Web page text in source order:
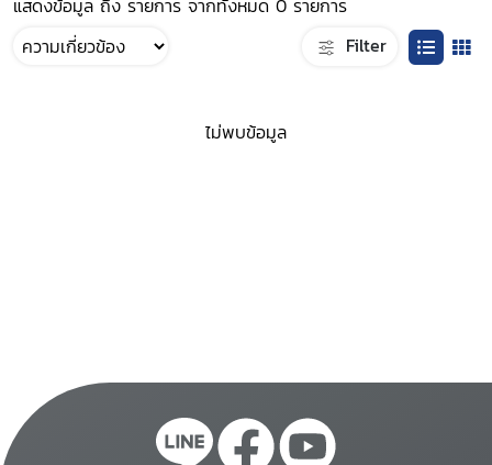
แสดงข้อมูล ถึง รายการ จากทั้งหมด 0 รายการ
Filter
ไม่พบข้อมูล